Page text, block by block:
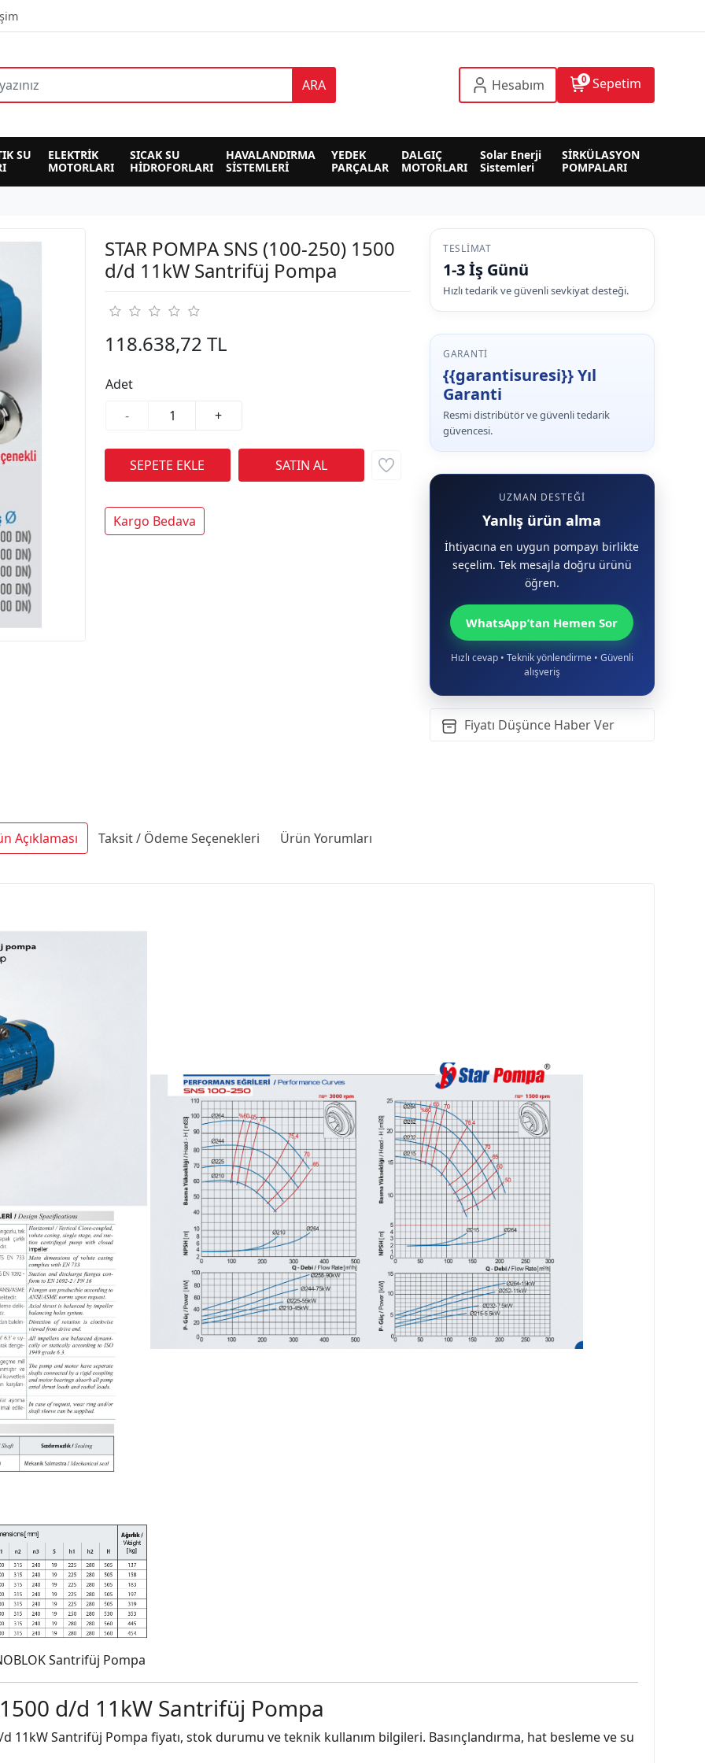
ARA Hesabım 0 Sepetim
SU
ELEKTRİK
MOTORLARI
SICAK SU
HİDROFORLARI
HAVALANDIRMA
SİSTEMLERİ
YEDEK
PARÇALAR
DALGIÇ
MOTORLARI
Solar Enerji
Sistemleri
SİRKÜLASYON
POMPALARI
STAR POMPA SNS (100-250) 1500
d/d 11kW Santrifüj Pompa
118.638,72 TL
Adet
-
+
Kargo Bedava
TESLIMAT
1-3 İş Günü
Hızlı tedarik ve güvenli sevkiyat desteği.
GARANTI
{{garantisuresi}} Yıl
Garanti
Resmi distribütör ve güvenli tedarik
güvencesi.
UZMAN DESTEĞI
Yanlış ürün alma
İhtiyacına en uygun pompayı birlikte
seçelim. Tek mesajla doğru ürünü
öğren.
WhatsApp’tan Hemen Sor
Hızlı cevap • Teknik yönlendirme • Güvenli
alışveriş
Fiyatı Düşünce Haber Ver
Açıklaması Taksit / Ödeme Seçenekleri Ürün Yorumları
Santrifüj Pompa
1500 d/d 11kW Santrifüj Pompa
d 11kW Santrifüj Pompa fiyatı, stok durumu ve teknik kullanım bilgileri. Basınçlandırma, hat besleme ve su